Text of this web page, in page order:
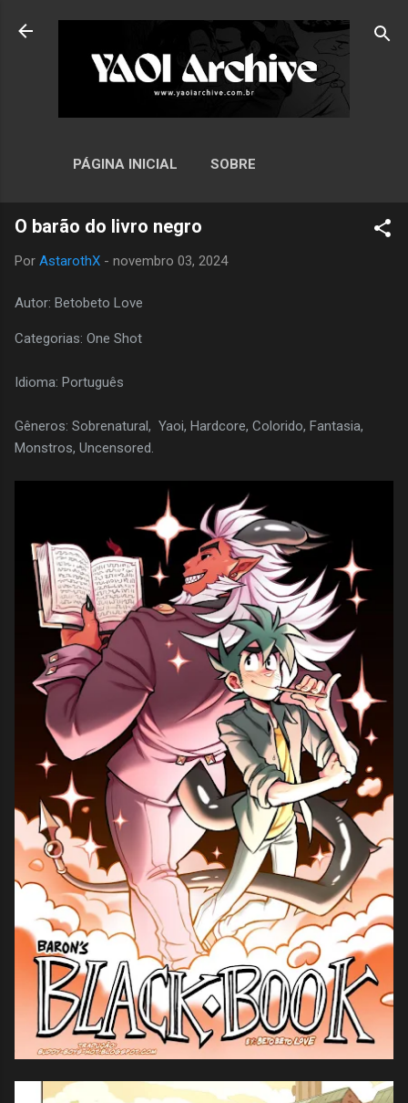
Pular para o conteúdo principal
PÁGINA INICIAL SOBRE
O barão do livro negro
Por AstarothX - novembro 03, 2024
Autor: Betobeto Love
Categorias: One Shot
Idioma: Português
Gêneros: Sobrenatural, Yaoi, Hardcore, Colorido, Fantasia,
Monstros, Uncensored.